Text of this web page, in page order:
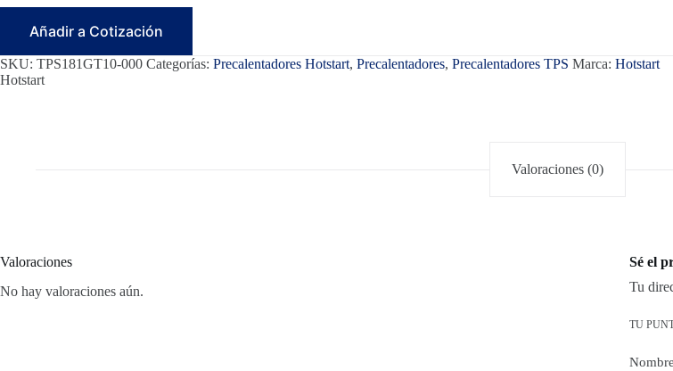
Añadir a Cotización
SKU: TPS181GT10-000 Categorías: Precalentadores Hotstart, Precalentadores, Precalentadores TPS Marca: Hotstart
Hotstart
Valoraciones (0)
Valoraciones
No hay valoraciones aún.
Sé el
Tu
TU
Nombre